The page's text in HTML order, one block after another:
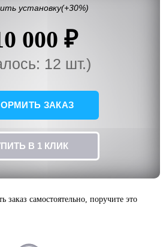
установку(+30%)
000 ₽
12 шт.)
ЗАКАЗ
В 1 КЛИК
заказ самостоятельно, поручите это